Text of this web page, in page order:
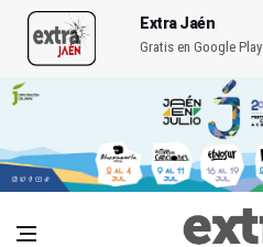
Extra Jaén
Gratis en Google Play